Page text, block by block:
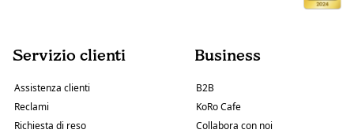
Servizio clienti
Assistenza clienti
Reclami
Richiesta di reso
Business
B2B
KoRo Cafe
Collabora con noi